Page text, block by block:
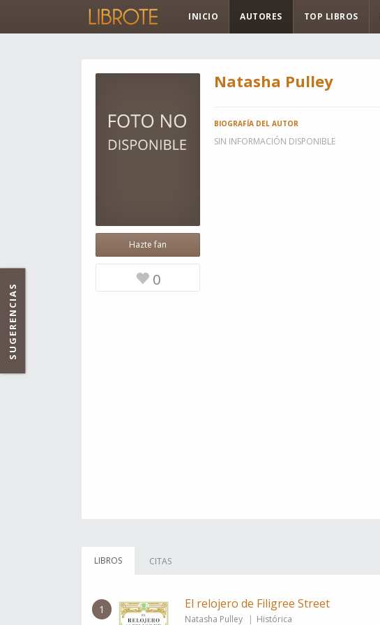
INICIO AUTORES TOP LIBROS
Hazte fan
0
Natasha Pulley
BIOGRAFÍA DEL AUTOR
SIN INFORMACIÓN DISPONIBLE
LIBROS CITAS
1 El relojero de Filigree Street
Natasha Pulley Histórica
SUGERENCIAS